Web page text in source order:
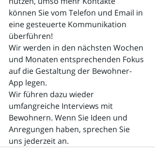
können Sie vom Telefon und Email in
eine gesteuerte Kommunikation
überführen!
Wir werden in den nächsten Wochen
und Monaten entsprechenden Fokus
auf die Gestaltung der Bewohner-
App legen.
Wir führen dazu wieder
umfangreiche Interviews mit
Bewohnern. Wenn Sie Ideen und
Anregungen haben, sprechen Sie
uns jederzeit an.